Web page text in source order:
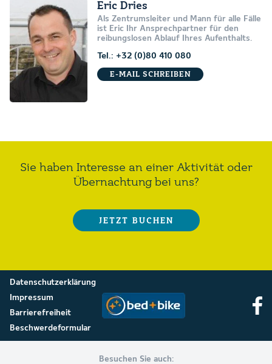
Eric Dries
Als Zentrumsleiter und Mann für alle Fälle
ist Eric Ihr Ansprechpartner für den
reibungslosen Ablauf Ihres Aufenthalts.
Tel.: +32 (0)80 410 080
E-MAIL SCHREIBEN
Sie haben Interesse an einer Aktivität oder
Übernachtung bei uns?
JETZT BUCHEN
Datenschutzerklärung
Impressum
Barrierefreiheit
Beschwerdeformular
Besuchen Sie auch: